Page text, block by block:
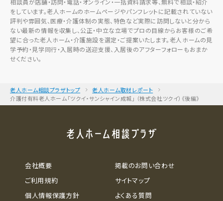
をしています。老人ホームのホームページやパンフレットに記載されていない
評判や雰囲気、医療・介護体制の実態、特色など実際に訪問しないと分から
ない最新の情報を収集し、公正・中立な立場でプロの目線からお客様のご希
望に合った老人ホーム・介護施設を選定・ご提案いたします。老人ホームの見
学予約・見学同行・入居時の送迎支援、入居後のアフターフォローもおまか
せください。
老人ホーム相談プラザトップ
老人ホーム取材レポート
介護付有料老人ホーム「ツクイ・サンシャイン成城」 （株式会社ツクイ）《後編》
会社概要
ご利用規約
個人情報保護方針
掲載のお問い合わせ
サイトマップ
よくある質問